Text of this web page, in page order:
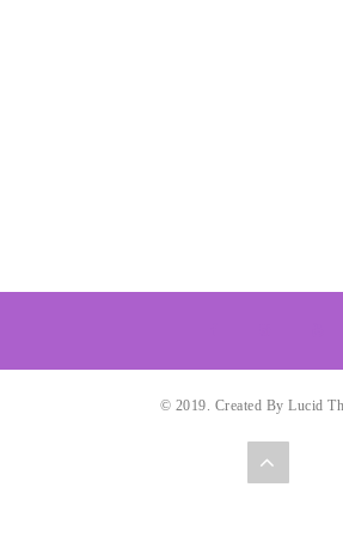
© 2019. Created By Lucid